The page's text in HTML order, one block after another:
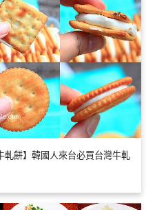
軋餅】韓國人來台必買台灣牛軋